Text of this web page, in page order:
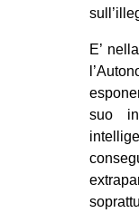
E’
suo